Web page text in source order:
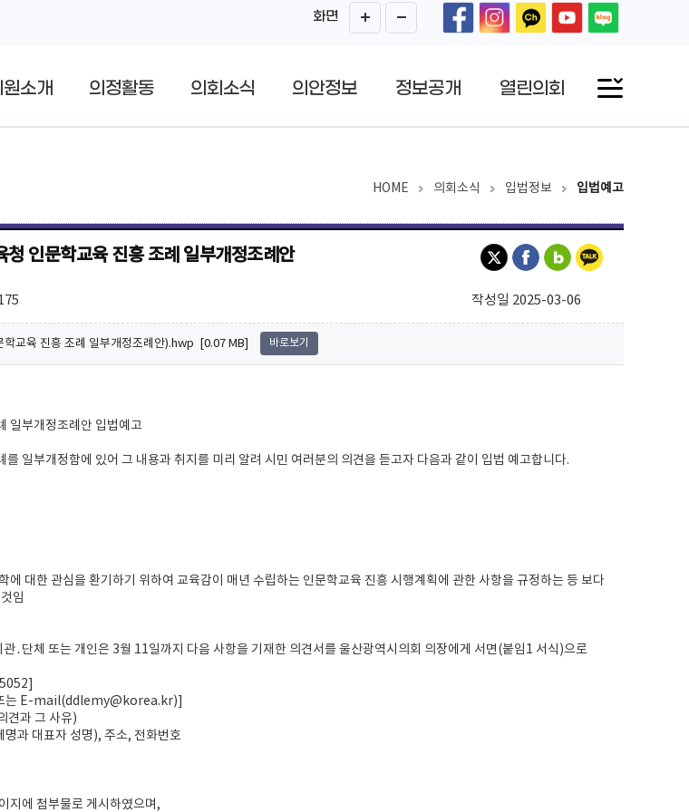
화면
원소개 의정활동 의회소식 의안정보 정보공개 열린의회
HOME 의회소식 입법정보 입법예고
인문학교육 진흥 조례 일부개정조례안
작성일 2025-03-06
학교육 진흥 조례 일부개정조례안).hwp [0.07 MB] 바로보기
일부개정조례안 입법예고
일부개정함에 있어 그 내용과 취지를 미리 알려 시민 여러분의 의견을 듣고자 다음과 같이 입법 예고합니다.
에 대한 관심을 환기하기 위하여 교육감이 매년 수립하는 인문학교육 진흥 시행계획에 관한 사항을 규정하는 등 보다
임
․단체 또는 개인은 3월 11일까지 다음 사항을 기재한 의견서를 울산광역시의회 의장에게 서면(붙임1 서식)으로
는 E-mail(ddlemy@korea.kr)]
견과 그 사유)
과 대표자 성명), 주소, 전화번호
지에 첨부물로 게시하였으며,